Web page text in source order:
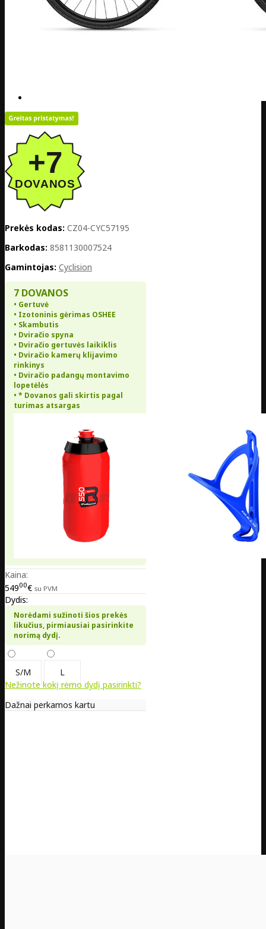
Prekės kodas: CZ04-CYC57195
Barkodas: 8581130007524
Gamintojas: Cyclision
7 DOVANOS
• Gertuvė
• Izotoninis gėrimas OSHEE
• Skambutis
• Dviračio spyna
• Dviračio gertuvės laikiklis
• Dviračio kamerų klijavimo
rinkinys
• Dviračio padangų montavimo
lopetėlės
• * Dovanos gali skirtis pagal
turimas atsargas
Kaina:
54900€ su PVM
Dydis:
Norėdami sužinoti šios prekės
likučius, pirmiausiai pasirinkite
norimą dydį.
S/M
L
Nežinote kokį rėmo dydį pasirinkti?
Dažnai perkamos kartu